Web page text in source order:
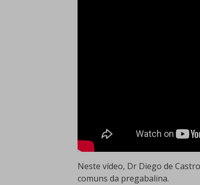
Neste vídeo, Dr Diego de
comuns da pregabalina.